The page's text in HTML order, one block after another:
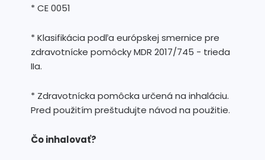
* CE 0051
* Klasifikácia podľa európskej smernice pre
zdravotnícke pomôcky MDR 2017/745 - trieda
IIa.
* Zdravotnícka pomôcka určená na inhaláciu.
Pred použitím preštudujte návod na použitie.
Čo inhalovať?